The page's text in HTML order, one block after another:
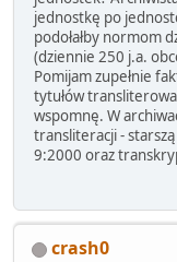
jednostkę po
podołałby normom
(dziennie 250 j.a.
Pomijam zupełnie
tytułów
wspomnę. W
transliteracji -
9:2000 oraz
crash0